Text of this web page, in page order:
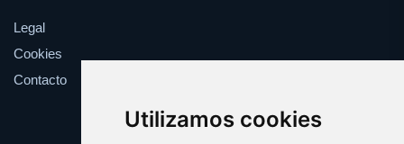
Utilizamos cookies
Legal
Cookies
Contacto